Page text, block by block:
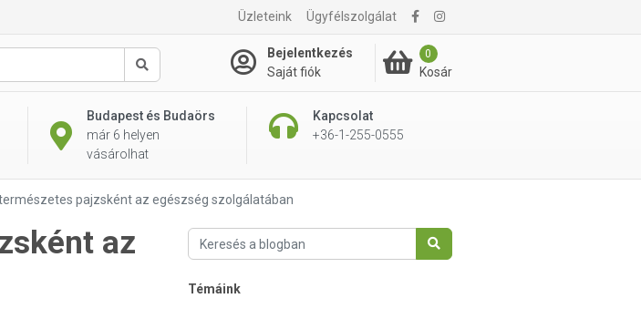
Üzleteink Ügyfélszolgálat
Keresés
Bejelentkezés
Saját fiók
0
Kosár
Budapest és Budaörs
már 6 helyen
vásárolhat
Kapcsolat
+36-1-255-0555
pajzsként az egészség szolgálatában
az
Témáink